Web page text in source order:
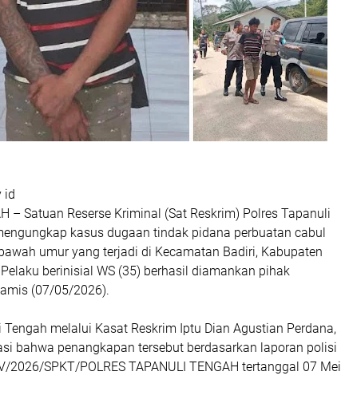
id
– Satuan Reserse Kriminal (Sat Reskrim) Polres Tapanuli
kasus dugaan tindak pidana perbuatan cabul
umur yang terjadi di Kecamatan Badiri, Kabupaten
berinisial WS (35) berhasil diamankan pihak
(07/05/2026).
melalui Kasat Reskrim Iptu Dian Agustian Perdana,
bahwa penangkapan tersebut berdasarkan laporan polisi
2026/SPKT/POLRES TAPANULI TENGAH tertanggal 07 Mei